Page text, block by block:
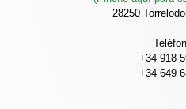
28250
+34 918
+34 649